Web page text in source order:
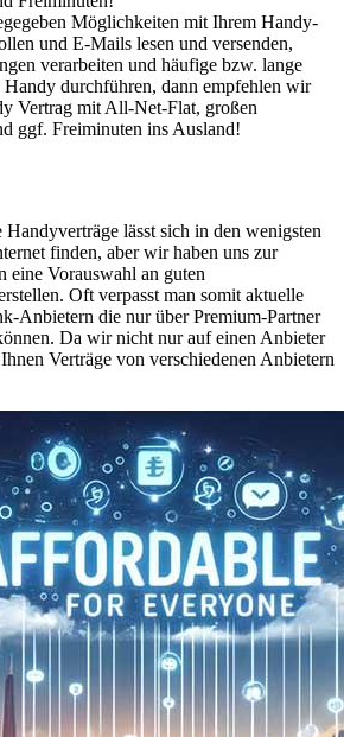
Möglichkeiten mit Ihrem Handy-
und E-Mails lesen und versenden,
verarbeiten und häufige bzw. lange
durchführen, dann empfehlen wir
Vertrag mit All-Net-Flat, großen
ggf. Freiminuten ins Ausland!
lässt sich in den wenigsten
finden, aber wir haben uns zur
eine Vorauswahl an guten
Oft verpasst man somit aktuelle
Anbietern die nur über Premium-Partner
Da wir nicht nur auf einen Anbieter
Verträge von verschiedenen Anbietern